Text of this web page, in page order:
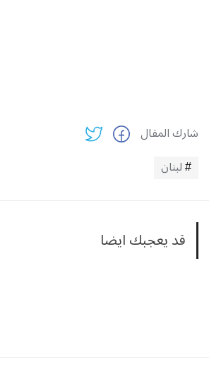
شارك المقال
لبنان
قد يعجبك ايضا